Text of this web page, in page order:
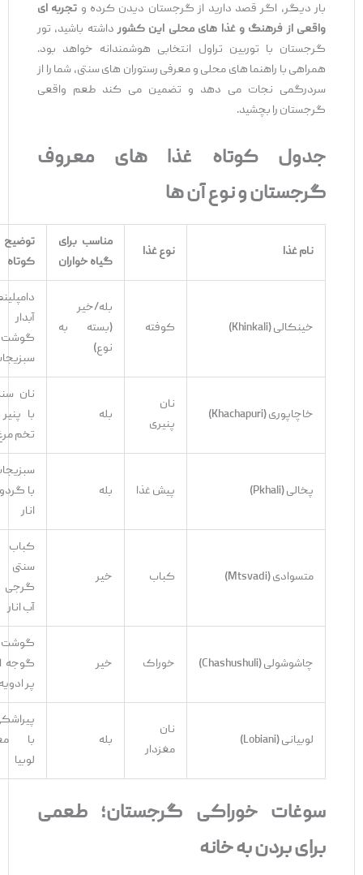
بار دیگر، اگر قصد دارید از گرجستان دیدن کرده وتجربه ‌ای
واقعی از فرهنگ و غذا های محلی این کشورداشته باشید، تور
گرجستان با توربین تراول انتخابی هوشمندانه خواهد بود.
همراهی با راهنما های محلی و معرفی رستوران ‌های سنتی، شما را از
سردرگمی نجات می ‌دهد و تضمین می ‌کند طعم واقعی
گرجستان را بچشید.
جدول کوتاه غذا
های معروف
گرجستان و نوع آن‌ها
نام غذا نوع غذا
مناسب برای
گیاه‌خواران
توضیح
کوتاه
خینکالی (Khinkali) کوفته
بله/خیر
(بسته به
دامپلینگ
آبدار با
گوشت یا
سبزیجات
خاچاپوری (Khachapuri)
پنیری
نان سنتی
با پنیر و
تخم‌ مرغ
پخالی (Pkhali) پیش ‌غذا
سبزیجات
با گردو و
متسوادی (Mtsvadi) کباب
کباب
سنتی
گرجی با
آب ‌انار
چاشوشولی (Chashushuli) خوراک
گوشت
گوجه ‌ای
پر ادویه
لوبیانی (Lobiani)
مغزدار
پیراشکی
با مغز
سوغات خوراکی گرجستان؛ طعمی
برای بردن به خانه